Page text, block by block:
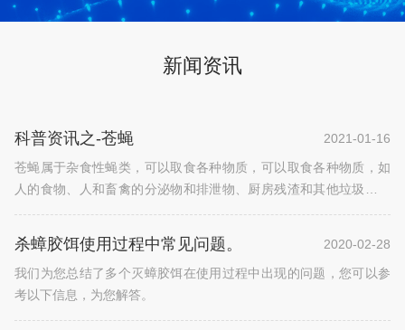
新闻资讯
科普资讯之-苍蝇
2021-01-16
苍蝇属于杂食性蝇类，可以取食各种物质，可以取食各种物质，如
人的食物、人和畜禽的分泌物和排泄物、厨房残渣和其他垃圾以及
杀蟑胶饵使用过程中常见问题。
2020-02-28
我们为您总结了多个灭蟑胶饵在使用过程中出现的问题，您可以参
考以下信息，为您解答。